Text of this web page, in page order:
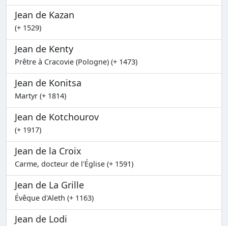
Jean de Kazan
(+ 1529)
Jean de Kenty
Prêtre à Cracovie (Pologne) (+ 1473)
Jean de Konitsa
Martyr (+ 1814)
Jean de Kotchourov
(+ 1917)
Jean de la Croix
Carme, docteur de l'Église (+ 1591)
Jean de La Grille
Évêque d'Aleth (+ 1163)
Jean de Lodi